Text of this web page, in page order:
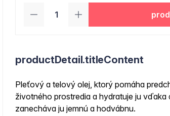
productDetail.titleContent
Pleťový a telový olej, ktorý pomáha
životného prostredia a hydratuje ju
zanecháva ju jemnú a hodvábnu.